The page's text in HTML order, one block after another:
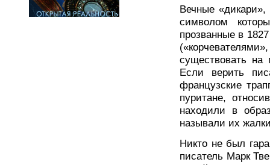
Вечные
символом
прозванные в
существовать на
Если верить
французские
пуритане,
находили в
называли их
Никто не был
писатель Марк